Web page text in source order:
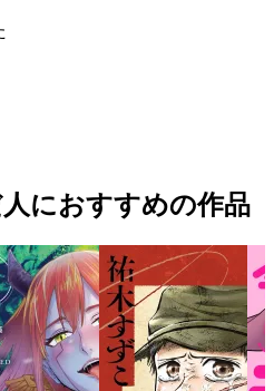
におすすめの作品